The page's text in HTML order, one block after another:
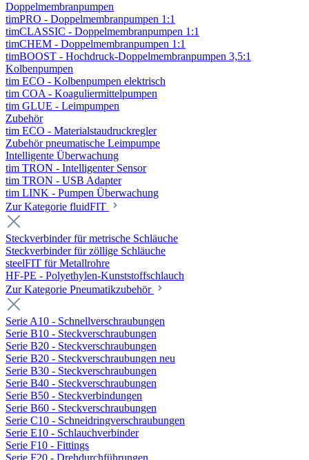
Doppelmembranpumpen
timPRO - Doppelmembranpumpen 1:1
timCLASSIC - Doppelmembranpumpen 1:1
timCHEM - Doppelmembranpumpen 1:1
timBOOST - Hochdruck-Doppelmembranpumpen 3,5:1
Kolbenpumpen
tim ECO - Kolbenpumpen elektrisch
tim COA - Koaguliermittelpumpen
tim GLUE - Leimpumpen
Zubehör
tim ECO - Materialstaudruckregler
Zubehör pneumatische Leimpumpe
Intelligente Überwachung
tim TRON - Intelligenter Sensor
tim TRON - USB Adapter
tim LINK - Pumpen Überwachung
Zur Kategorie fluidFIT
Steckverbinder für metrische Schläuche
Steckverbinder für zöllige Schläuche
steelFIT für Metallrohre
HF-PE - Polyethylen-Kunststoffschlauch
Zur Kategorie Pneumatikzubehör
Serie A10 - Schnellverschraubungen
Serie B10 - Steckverschraubungen
Serie B20 - Steckverschraubungen
Serie B20 - Steckverschraubungen neu
Serie B30 - Steckverschraubungen
Serie B40 - Steckverschraubungen
Serie B50 - Steckverbindungen
Serie B60 - Steckverschraubungen
Serie C10 - Schneidringverschraubungen
Serie E10 - Schlauchverbinder
Serie F10 - Fittings